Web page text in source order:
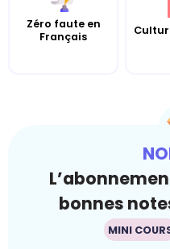
Zéro faute en
Français
bonnes
MINI